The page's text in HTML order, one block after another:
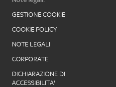
GESTIONE COOKIE
COOKIE POLICY
NOTE LEGALI
CORPORATE
DICHIARAZIONE DI
ACCESSIBILITA'